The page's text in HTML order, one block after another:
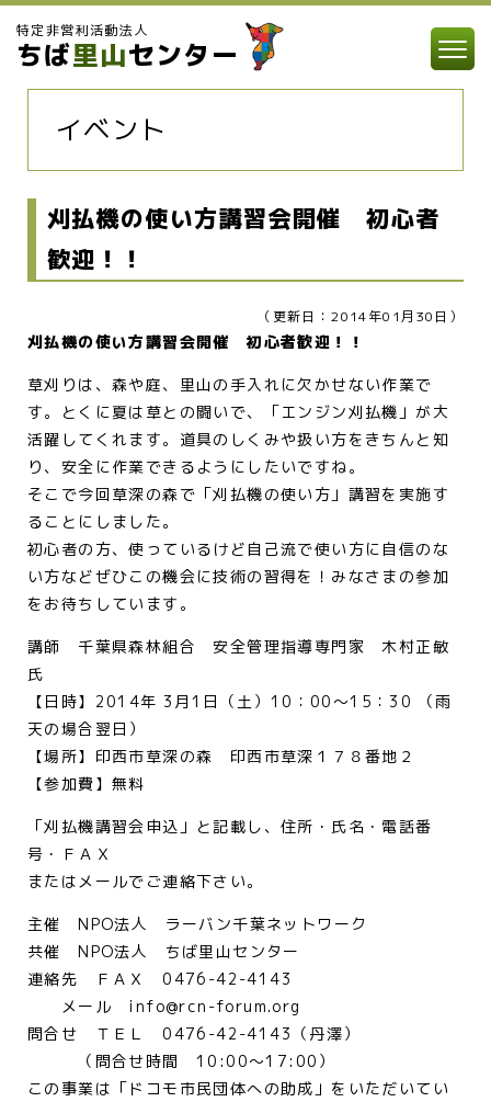
特定非営利活動法人
ちば里山センター
イベント
刈払機の使い方講習会開催 初心者
歓迎！！
（更新日：2014年01月30日）
刈払機の使い方講習会開催 初心者歓迎！！
草刈りは、森や庭、里山の手入れに欠かせない作業で
す。とくに夏は草との闘いで、「エンジン刈払機」が大
活躍してくれます。道具のしくみや扱い方をきちんと知
り、安全に作業できるようにしたいですね。
そこで今回草深の森で「刈払機の使い方」講習を実施す
ることにしました。
初心者の方、使っているけど自己流で使い方に自信のな
い方などぜひこの機会に技術の習得を！みなさまの参加
をお待ちしています。
講師 千葉県森林組合 安全管理指導専門家 木村正敏
氏
【日時】2014年 3月1日（土）10：00～15：30 （雨
天の場合翌日）
【場所】印西市草深の森 印西市草深１７８番地２
【参加費】無料
「刈払機講習会申込」と記載し、住所・氏名・電話番
号・ＦＡＸ
またはメールでご連絡下さい。
主催 NPO法人 ラーバン千葉ネットワーク
共催 NPO法人 ちば里山センター
連絡先 ＦＡＸ 0476-42-4143
メール info@rcn-forum.org
問合せ ＴＥＬ 0476-42-4143（丹澤）
（問合せ時間 10:00～17:00）
この事業は「ドコモ市民団体への助成」をいただいてい